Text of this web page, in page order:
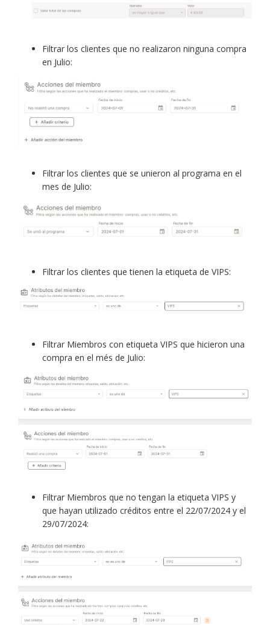
Filtrar los clientes que no realizaron ninguna compra
en Julio:
Filtrar los clientes que se unieron al programa en el
mes de Julio:
Filtrar los clientes que tienen la etiqueta de VIPS:
Filtrar Miembros con etiqueta VIPS que hicieron una
compra en el més de Julio:
Filtrar Miembros que no tengan la etiqueta VIPS y
que hayan utilizado créditos entre el 22/07/2024 y el
29/07/2024: